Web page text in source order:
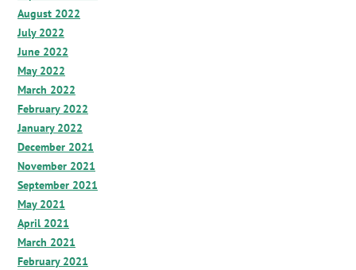
August 2022
July 2022
June 2022
May 2022
March 2022
February 2022
January 2022
December 2021
November 2021
September 2021
May 2021
April 2021
March 2021
February 2021